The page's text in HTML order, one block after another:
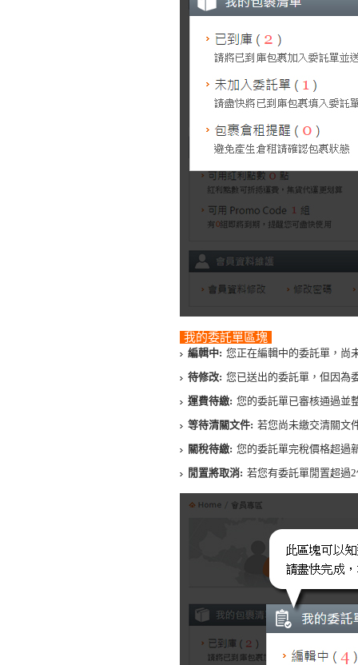
我的委託單區塊
編輯中: 您正在編輯中的委託單，尚
待修改: 您已送出的委託單，但因為
運費待繳: 您的委託單已審核通過並
等待清關文件: 若您尚未繳交清關文
關稅待繳: 您的委託單完稅價格超過
閒置將取消: 若您有委託單閒置超過